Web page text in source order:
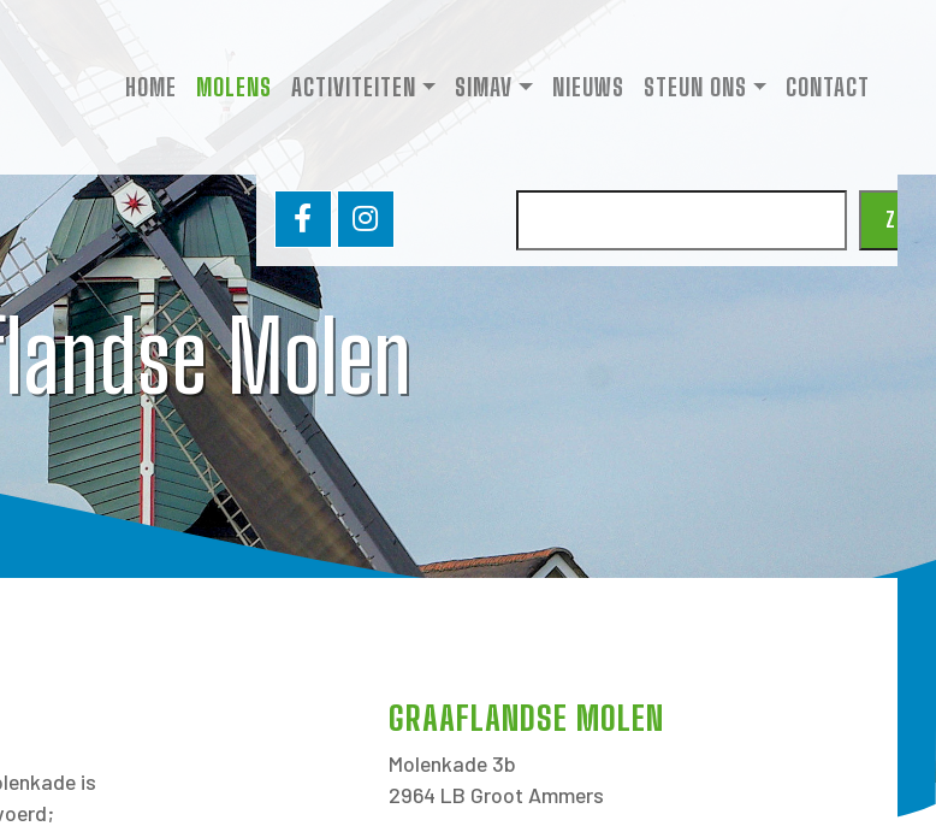
HOME MOLENS ACTIVITEITEN SIMAV NIEUWS STEUN ONS CONTACT
Molen
is
GRAAFLANDSE MOLEN
Molenkade 3b
2964 LB Groot Ammers